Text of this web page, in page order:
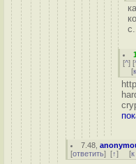
[^] [
[
7.48 ,
[ответить] [↑] [